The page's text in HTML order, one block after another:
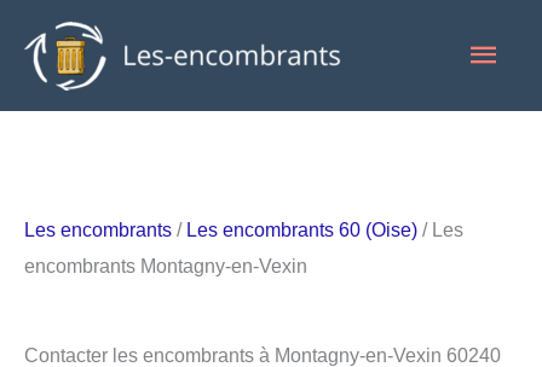
contenu
Les encombrants / Les encombrants 60 (Oise) / Les
encombrants Montagny-en-Vexin
Contacter les encombrants à Montagny-en-Vexin 60240